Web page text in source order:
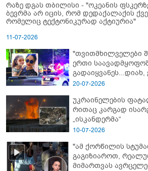
რაზე დგას თბილისი - "ოკეანის
ბევრმა არ იცის, რომ დედაქალაქის
რომელიც ტექტონიკურად აქტიურია"
11-07-2026
"თვითმხილველები
ერთი
- გორში
20-07-2026
უკრაინელების
რითაც კარგად
„ისკანდერმა“
10-07-2026
"ამ ქორწილის
გაგიზიაროთ,
მიმართვას